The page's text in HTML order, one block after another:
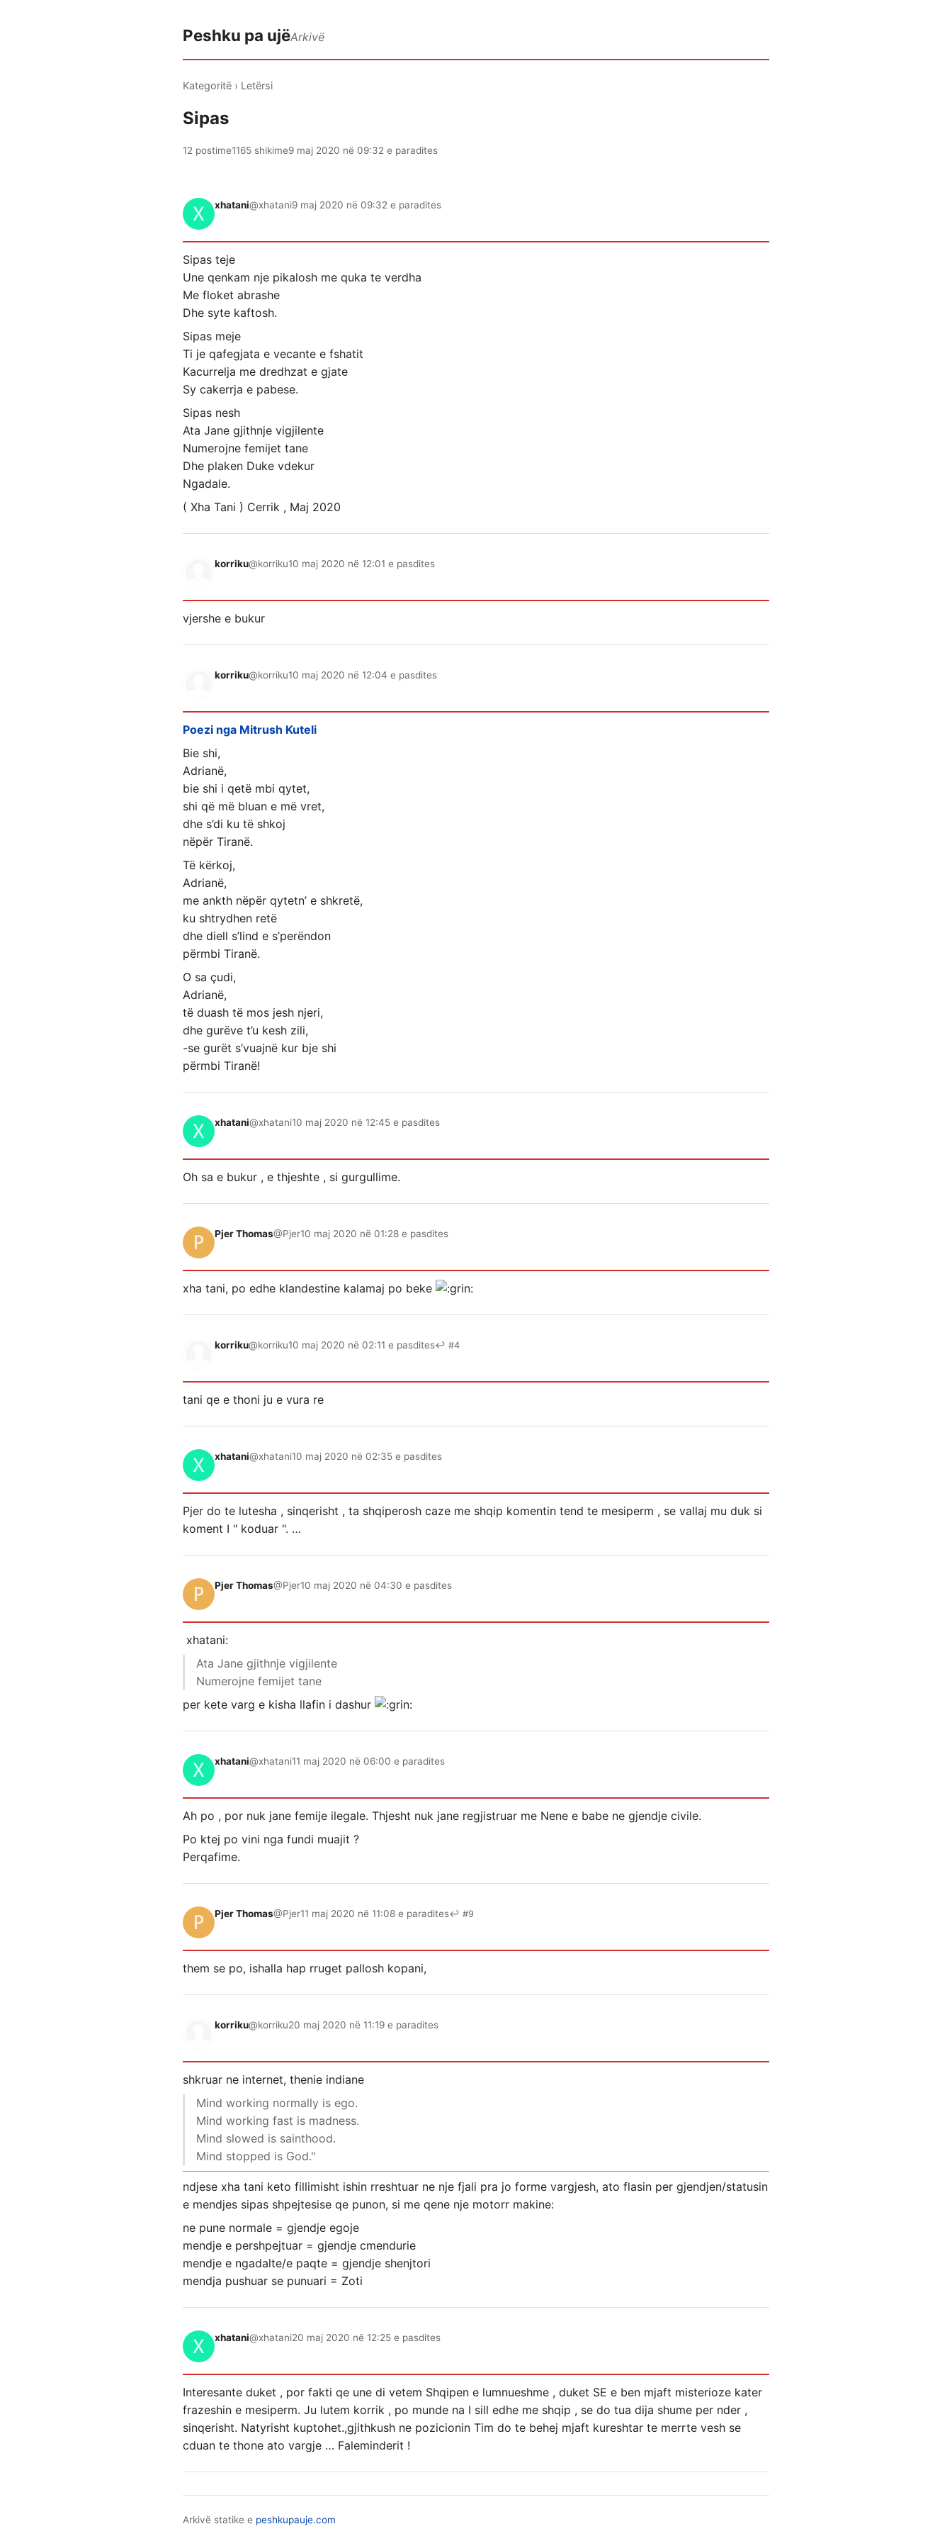
Peshku pa ujëArkivë
Kategoritë › Letërsi
Sipas
12 postime1165 shikime9 maj 2020 në 09:32 e paradites
xhatani@xhatani9 maj 2020 në 09:32 e paradites
Sipas teje
Une qenkam nje pikalosh me quka te verdha
Me floket abrashe
Dhe syte kaftosh.
Sipas meje
Ti je qafegjata e vecante e fshatit
Kacurrelja me dredhzat e gjate
Sy cakerrja e pabese.
Sipas nesh
Ata Jane gjithnje vigjilente
Numerojne femijet tane
Dhe plaken Duke vdekur
Ngadale.
( Xha Tani ) Cerrik , Maj 2020
korriku@korriku10 maj 2020 në 12:01 e pasdites
vjershe e bukur
korriku@korriku10 maj 2020 në 12:04 e pasdites
Poezi nga Mitrush Kuteli
Bie shi,
Adrianë,
bie shi i qetë mbi qytet,
shi që më bluan e më vret,
dhe s’di ku të shkoj
nëpër Tiranë.
Të kërkoj,
Adrianë,
me ankth nëpër qytetn’ e shkretë,
ku shtrydhen retë
dhe diell s’lind e s’perëndon
përmbi Tiranë.
O sa çudi,
Adrianë,
të duash të mos jesh njeri,
dhe gurëve t’u kesh zili,
-se gurët s’vuajnë kur bje shi
përmbi Tiranë!
xhatani@xhatani10 maj 2020 në 12:45 e pasdites
Oh sa e bukur , e thjeshte , si gurgullime.
Pjer Thomas@Pjer10 maj 2020 në 01:28 e pasdites
xha tani, po edhe klandestine kalamaj po beke
korriku@korriku10 maj 2020 në 02:11 e pasdites↩ #4
tani qe e thoni ju e vura re
xhatani@xhatani10 maj 2020 në 02:35 e pasdites
Pjer do te lutesha , sinqerisht , ta shqiperosh caze me shqip komentin tend te mesiperm , se vallaj mu duk si
koment I " koduar ". …
Pjer Thomas@Pjer10 maj 2020 në 04:30 e pasdites
xhatani:
Ata Jane gjithnje vigjilente
Numerojne femijet tane
per kete varg e kisha llafin i dashur
xhatani@xhatani11 maj 2020 në 06:00 e paradites
Ah po , por nuk jane femije ilegale. Thjesht nuk jane regjistruar me Nene e babe ne gjendje civile.
Po ktej po vini nga fundi muajit ?
Perqafime.
Pjer Thomas@Pjer11 maj 2020 në 11:08 e paradites↩ #9
them se po, ishalla hap rruget pallosh kopani,
korriku@korriku20 maj 2020 në 11:19 e paradites
shkruar ne internet, thenie indiane
Mind working normally is ego.
Mind working fast is madness.
Mind slowed is sainthood.
Mind stopped is God."
ndjese xha tani keto fillimisht ishin rreshtuar ne nje fjali pra jo forme vargjesh, ato flasin per gjendjen/statusin
e mendjes sipas shpejtesise qe punon, si me qene nje motorr makine:
ne pune normale = gjendje egoje
mendje e pershpejtuar = gjendje cmendurie
mendje e ngadalte/e paqte = gjendje shenjtori
mendja pushuar se punuari = Zoti
xhatani@xhatani20 maj 2020 në 12:25 e pasdites
Interesante duket , por fakti qe une di vetem Shqipen e lumnueshme , duket SE e ben mjaft misterioze kater
frazeshin e mesiperm. Ju lutem korrik , po munde na I sill edhe me shqip , se do tua dija shume per nder ,
sinqerisht. Natyrisht kuptohet.,gjithkush ne pozicionin Tim do te behej mjaft kureshtar te merrte vesh se
cduan te thone ato vargje … Faleminderit !
Arkivë statike e peshkupauje.com